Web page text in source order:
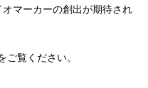
マーカーの創出が期待され
ご覧ください。